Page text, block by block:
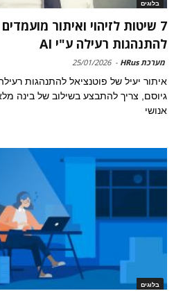
בלוגים
7 שיטות לזיהוי ואיתור
להתנהגות רעילה ע"י AI
מערכת HRus -
25/01/2026
איתור יעיל של פוטנציאל להתנהגות
גיוסם, צריך להתבצע בשילוב של בינה
אנושי
בלוגים